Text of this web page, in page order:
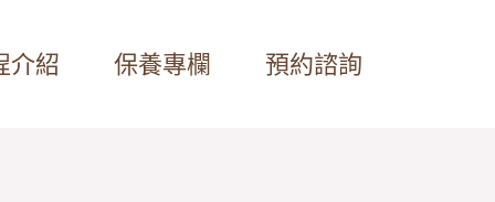
介紹 保養專欄 預約諮詢